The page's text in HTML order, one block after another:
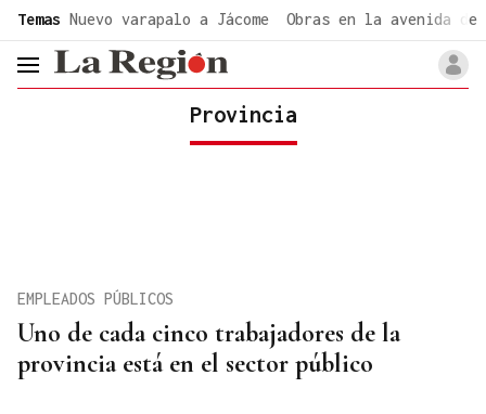
Temas Nuevo varapalo a Jácome Obras en la avenida de
header.menu.open
Provincia
Uno de cada cinco trabajadores de la
provincia está en el sector público
EMPLEADOS PÚBLICOS